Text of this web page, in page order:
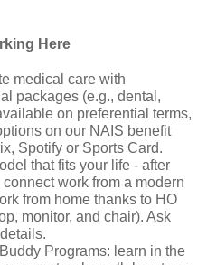
Here
medical care with
packages (e.g., dental,
on preferential terms,
on our NAIS benefit
Spotify or Sports Card.
that fits your life - after
work from a modern
from home thanks to HO
monitor, and chair). Ask
Programs: learn in the